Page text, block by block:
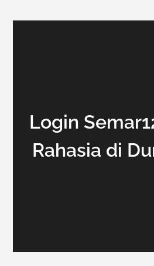
Login
Rahasia di